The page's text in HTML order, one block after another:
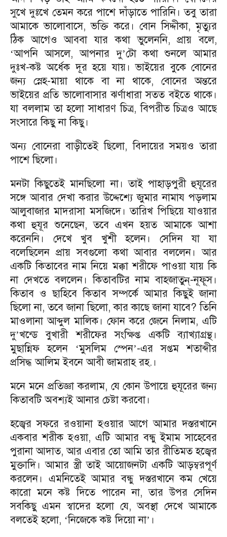
সুখে দুঃখে তেমন করে পাশে দাঁড়াতে পারিনি। তবু তারা
আমাকে ভালোবাসে, ভক্তি করে। বোন সিদ্দীকা, মৃত্যুর
ঠিক আগেও আববা যার কথা ভুলেননি, প্রায় বলে,
‘আপনি আসলে, আপনার দু’টো কথা শুনলে আমার
দুঃখ-কষ্ট অর্ধেক দূর হয়ে যায়। ভাইয়ের বুকে বোনের
জন্য স্নেহ-মায়া থাকে বা না থাকে, বোনের অন্তরে
ভাইয়ের প্রতি ভালোবাসার ঝর্ণাধারা সতত বইতে থাকে।
যা বললাম তা হলো সাধারণ চিত্র, বিপরীত চিত্রও আছে
সংসারে কিছু না কিছু।
অন্য বোনেরা বাড়ীতেই ছিলো, বিদায়ের সময়ও তারা
পাশে ছিলো।
মনটা কিছুতেই মানছিলো না। তাই পাহাড়পুরী হুযূরের
সঙ্গে আবার দেখা করার উদ্দেশ্যে জুমার নামায পড়লাম
আলুবাজার মাদরাসা মসজিদে। তারিখ পিছিয়ে যাওয়ার
কথা হুযূর শুনেছেন, তবে এখন হয়ত আমাকে আশা
করেননি। দেখে খুব খুশী হলেন। সেদিন যা যা
বলেছিলেন প্রায় সবগুলো কথা আবার বললেন। আর
একটি কিতাবের নাম নিয়ে মক্কা শরীফে পাওয়া যায় কি
না দেখতে বললেন। কিতাবটির নাম বাহজাতুন্-নূফূস।
কিতাব ও ছাহিবে কিতাব সম্পর্কে আমার কিছুই জানা
ছিলো না, তবে জানা ছিলো, কার কাছে জানা যাবে? তিনি
মাওলানা আব্দুল মালিক। ফোন করে জেনে নিলাম, এটি
দু’খন্ডে বুখারী শরীফের সংক্ষিপ্ত একটি ব্যাখ্যাগ্রন্থ।
মুছান্নিফ হলেন
‘মুসলিম স্পেন’-এর সপ্তম শতাব্দীর
প্রসিদ্ধ আলিম ইবনে আবী জামরাহ রহ.।
মনে মনে প্রতিজ্ঞা করলাম, যে কোন উপায়ে হুযূরের জন্য
কিতাবটি অবশ্যই আনার চেষ্টা করবো।
হজ্বের সফরে রওয়ানা হওয়ার আগে আমার দস্তরখানে
একবার শরীক হওয়া, এটি আমার বন্ধু ইমাম সাহেবের
পুরানা আদাত, আর এবার তো আমি তার রীতিমত হজ্বের
মুক্তাদি। আমার স্ত্রী তাই আয়োজনটা একটি আড়ম্বরপূর্ণ
করলেন। এমনিতেই আমার বন্ধু দস্তরখানে কম খেয়ে
কারো মনে কষ্ট দিতে পারেন না, তার উপর সেদিন
সবকিছু এমন স্বাদের হলো যে, অবস্থা দেখে আমাকে
বলতেই হলো, ‘নিজেকে কষ্ট দিয়ো না’ ।